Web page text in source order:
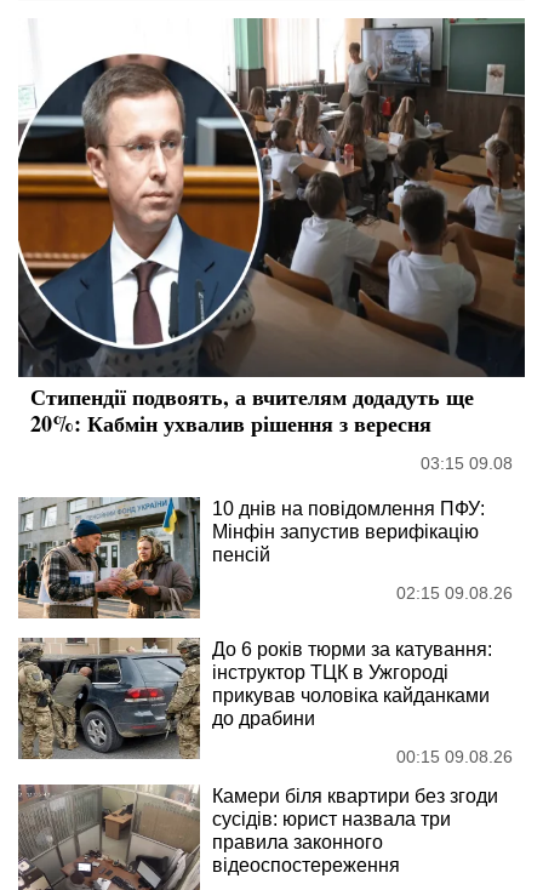
Стипендії подвоять, а вчителям додадуть ще
20%: Кабмін ухвалив рішення з вересня
03:15 09.08
10 днів на повідомлення ПФУ:
Мінфін запустив верифікацію
пенсій
02:15 09.08.26
До 6 років тюрми за катування:
інструктор ТЦК в Ужгороді
прикував чоловіка кайданками
до драбини
00:15 09.08.26
Камери біля квартири без згоди
сусідів: юрист назвала три
правила законного
відеоспостереження